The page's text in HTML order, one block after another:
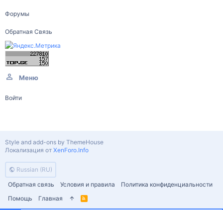
Форумы
Обратная Связь
Меню
Войти
Russian (RU)
Обратная связь
Условия и правила
Политика конфиденциальности
Помощь
Главная
R
Style and add-ons by ThemeHouse
Локализация от XenForo.Info